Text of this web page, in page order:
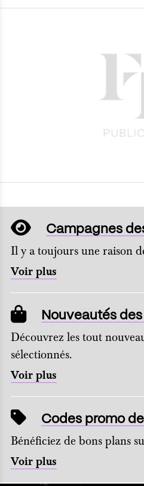
Campagnes
Il y a toujours une raison
Voir plus
Nouveautés
Découvrez les tout
sélectionnés.
Voir plus
Codes promo
Bénéficiez de bons plans
Voir plus